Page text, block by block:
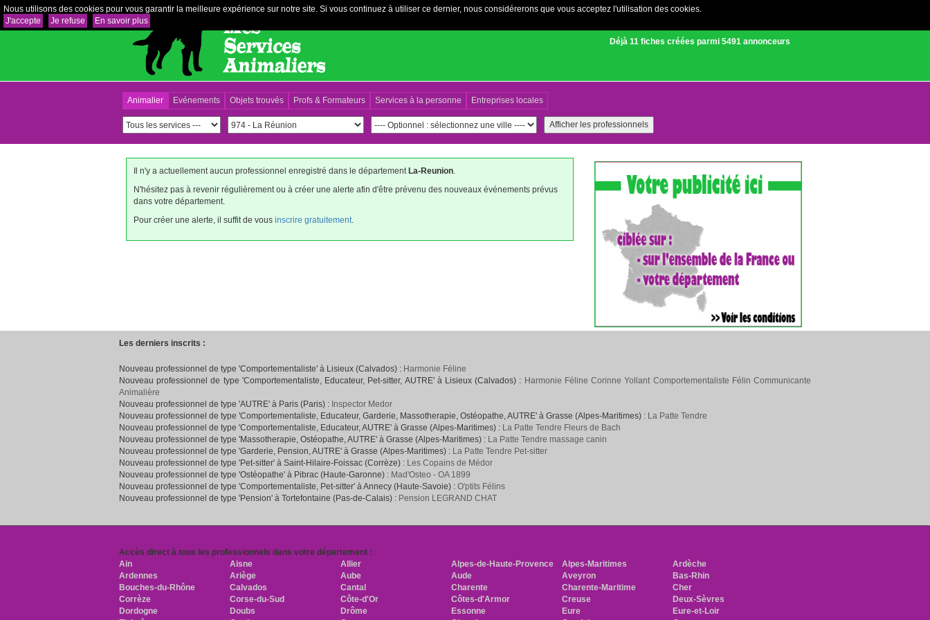
Nous utilisons des cookies pour vous garantir la meilleure expérience sur notre site. Si vous continuez à utiliser ce dernier, nous considérerons que vous acceptez l'utilisation des cookies.
J'accepte
Je refuse En savoir plus
Créer un compte
Déjà 11 fiches créées parmi 5491 annonceurs
Animalier Evénements Objets trouvés Profs & Formateurs Services à la personne Entreprises locales
Il n'y a actuellement aucun professionnel enregistré dans le département La-Reunion.
N'hésitez pas à revenir régulièrement ou à créer une alerte afin d'être prévenu des nouveaux événements prévus
dans votre département.
Pour créer une alerte, il suffit de vous inscrire gratuitement.
Les derniers inscrits :
Nouveau professionnel de type 'Comportementaliste' à Lisieux (Calvados) : Harmonie Féline
Nouveau professionnel de type 'Comportementaliste, Educateur, Pet-sitter, AUTRE' à Lisieux (Calvados) : Harmonie Féline Corinne Yollant Comportementaliste Félin Communicante
Animalière
Nouveau professionnel de type 'AUTRE' à Paris (Paris) : Inspector Medor
Nouveau professionnel de type 'Comportementaliste, Educateur, Garderie, Massotherapie, Ostéopathe, AUTRE' à Grasse (Alpes-Maritimes) : La Patte Tendre
Nouveau professionnel de type 'Comportementaliste, Educateur, AUTRE' à Grasse (Alpes-Maritimes) : La Patte Tendre Fleurs de Bach
Nouveau professionnel de type 'Massotherapie, Ostéopathe, AUTRE' à Grasse (Alpes-Maritimes) : La Patte Tendre massage canin
Nouveau professionnel de type 'Garderie, Pension, AUTRE' à Grasse (Alpes-Maritimes) : La Patte Tendre Pet-sitter
Nouveau professionnel de type 'Pet-sitter' à Saint-Hilaire-Foissac (Corrèze) : Les Copains de Médor
Nouveau professionnel de type 'Ostéopathe' à Pibrac (Haute-Garonne) : Mad'Osteo - OA 1899
Nouveau professionnel de type 'Comportementaliste, Pet-sitter' à Annecy (Haute-Savoie) : O'ptits Félins
Nouveau professionnel de type 'Pension' à Tortefontaine (Pas-de-Calais) : Pension LEGRAND CHAT
Accès direct à tous les professionnels dans votre département :
Ain
Aisne Allier Alpes-de-Haute-Provence Alpes-Maritimes
Ardèche
Ardennes
Ariège Aube Aude Aveyron
Bas-Rhin
Bouches-du-Rhône
Calvados Cantal Charente Charente-Maritime
Cher
Corrèze
Corse-du-Sud Côte-d'Or Côtes-d'Armor Creuse
Deux-Sèvres
Dordogne
Doubs Drôme Essonne Eure
Eure-et-Loir